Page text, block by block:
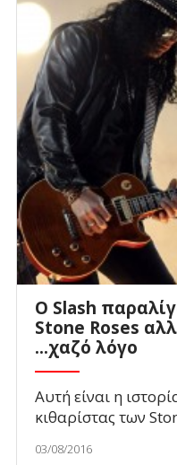
Ο Slash
Stone Roses
...χαζό λόγο
Αυτή είναι η
κιθαρίστας των
03/08/2016